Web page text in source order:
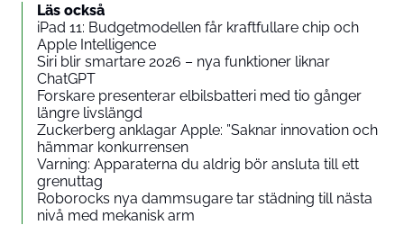
Läs också
iPad 11: Budgetmodellen får kraftfullare chip och
Apple Intelligence
Siri blir smartare 2026 – nya funktioner liknar
ChatGPT
Forskare presenterar elbilsbatteri med tio gånger
längre livslängd
Zuckerberg anklagar Apple: ”Saknar innovation och
hämmar konkurrensen
Varning: Apparaterna du aldrig bör ansluta till ett
grenuttag
Roborocks nya dammsugare tar städning till nästa
nivå med mekanisk arm